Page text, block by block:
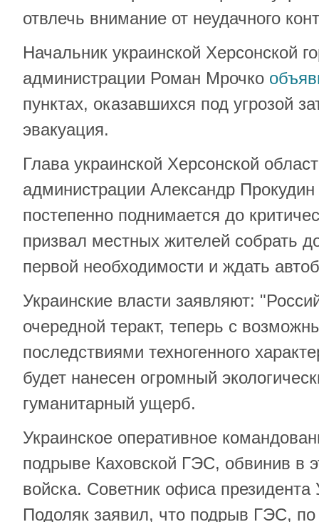
отвлечь внимание от неудачного
Начальник украинской Херсонской
администрации Роман Мрочко
пунктах, оказавшихся под угрозой
эвакуация.
Глава украинской Херсонской
администрации Александр
постепенно поднимается до
призвал местных жителей собрать
первой необходимости и ждать
Украинские власти заявляют:
очередной теракт, теперь с
последствиями техногенного
будет нанесен огромный
гуманитарный ущерб.
Украинское оперативное
подрыве Каховской ГЭС, обвинив в
войска. Советник офиса
Подоляк заявил, что подрыв ГЭС,